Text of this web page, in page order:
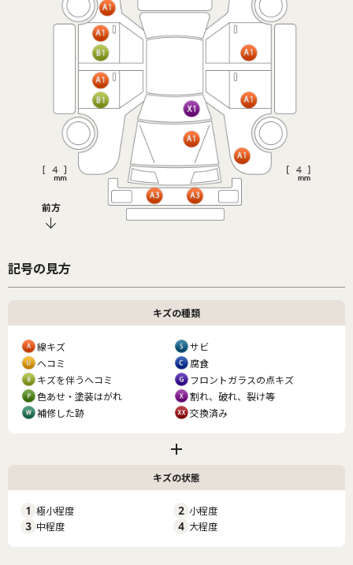
前方
記号の見方
キズの種類
線キズ
サビ
ヘコミ
腐食
キズを伴うヘコミ
フロントガラスの点キズ
色あせ・塗装はがれ
割れ、破れ、裂け等
補修した跡
交換済み
キズの状態
1 極小程度 2 小程度
3 中程度 4 大程度